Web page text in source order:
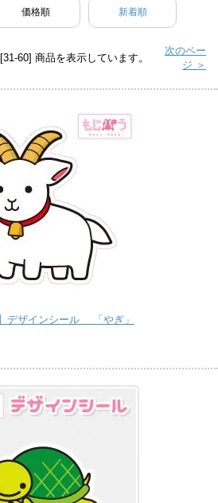
価格順 新着順
60] 商品を表示しています。
次のペー
ジ ＞
デザインシール 「やぎ」